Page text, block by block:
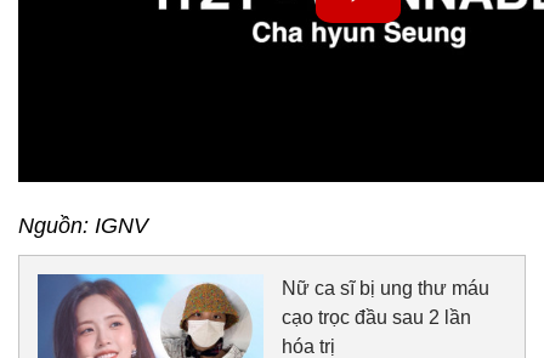
Nguồn: IGNV
Nữ ca sĩ bị ung thư máu
cạo trọc đầu sau 2 lần
hóa trị